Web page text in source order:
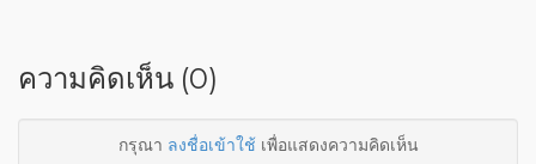
ความคิดเห็น (0)
กรุณา ลงชื่อเข้าใช้เพื่อแสดงความคิดเห็น